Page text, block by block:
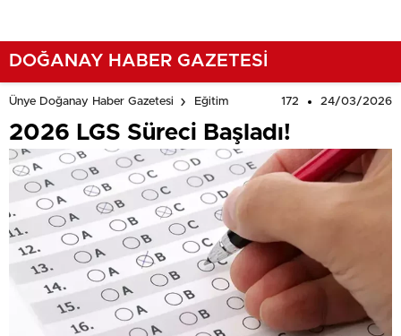
DOĞANAY HABER GAZETESİ
Ünye Doğanay Haber Gazetesi Eğitim 172 24/03/2026
2026 LGS Süreci Başladı!